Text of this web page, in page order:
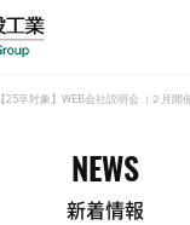
【25卒対象】WEB会社説明会（２月開
NEWS
新着情報